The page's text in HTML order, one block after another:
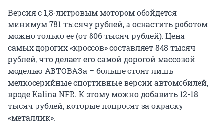
Версия с 1,8-литровым мотором обойдется
минимум 781 тысячу рублей, а оснастить роботом
можно только ее (от 806 тысяч рублей). Цена
самых дорогих «кроссов» составляет 848 тысяч
рублей, что делает его самой дорогой массовой
моделью АВТОВАЗа – больше стоят лишь
мелкосерийные спортивные версии автомобилей,
вроде Kalina NFR. К этому можно добавить 12-18
тысяч рублей, которые попросят за окраску
«металлик».